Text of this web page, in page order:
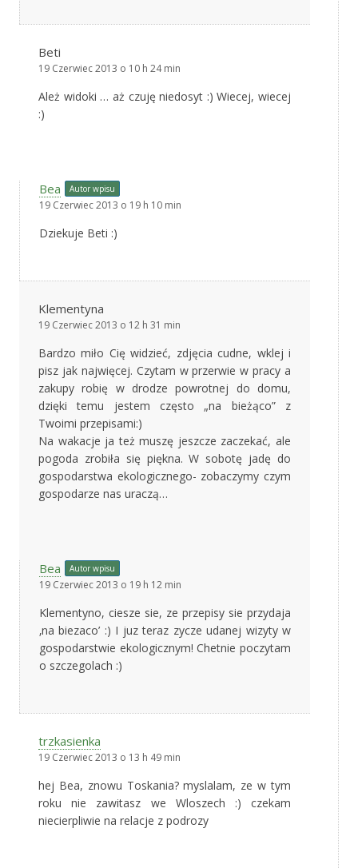
Beti
19 Czerwiec 2013 o 10 h 24 min
Ależ widoki … aż czuję niedosyt :) Wiecej, wiecej
:)
Bea Autor wpisu
19 Czerwiec 2013 o 19 h 10 min
Dziekuje Beti :)
Klementyna
19 Czerwiec 2013 o 12 h 31 min
Bardzo miło Cię widzieć, zdjęcia cudne, wklej i
pisz jak najwięcej. Czytam w przerwie w pracy a
zakupy robię w drodze powrotnej do domu,
dzięki temu jestem często „na bieżąco” z
Twoimi przepisami:)
Na wakacje ja też muszę jeszcze zaczekać, ale
pogoda zrobiła się piękna. W sobotę jadę do
gospodarstwa ekologicznego- zobaczymy czym
gospodarze nas uraczą…
Bea Autor wpisu
19 Czerwiec 2013 o 19 h 12 min
Klementyno, ciesze sie, ze przepisy sie przydaja
‚na biezaco’ :) I juz teraz zycze udanej wizyty w
gospodarstwie ekologicznym! Chetnie poczytam
o szczegolach :)
trzkasienka
19 Czerwiec 2013 o 13 h 49 min
hej Bea, znowu Toskania? myslalam, ze w tym
roku nie zawitasz we Wloszech :) czekam
niecierpliwie na relacje z podrozy